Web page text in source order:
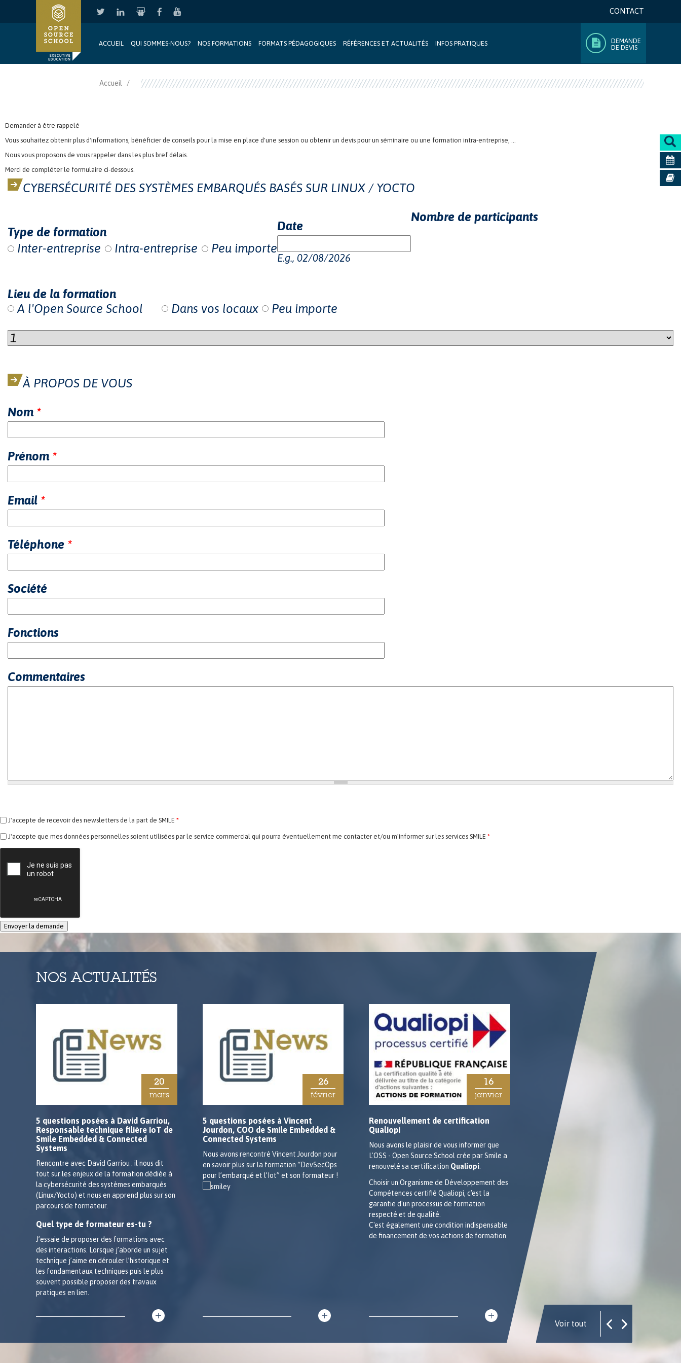
CONTACT
ACCUEIL QUI SOMMES-NOUS? NOS FORMATIONS FORMATS PÉDAGOGIQUES RÉFÉRENCES ET ACTUALITÉS INFOS PRATIQUES
DEMANDE
DE DEVIS
Accueil
Demander à être rappelé
Vous souhaitez obtenir plus d'informations, bénéficier de conseils pour la mise en place d'une session ou obtenir un devis pour un séminaire ou une formation intra-entreprise, ...
Nous vous proposons de vous rappeler dans les plus bref délais.
Merci de compléter le formulaire ci-dessous.
CYBERSÉCURITÉ DES SYSTÈMES EMBARQUÉS BASÉS SUR LINUX / YOCTO
Type de formation
Inter-entreprise
Intra-entreprise Peu importe
Date
E.g., 02/08/2026
Lieu de la formation
A l'Open Source School
Dans vos locaux Peu importe
Nombre de participants
À PROPOS DE VOUS
Nom *
Prénom *
Email *
Téléphone *
Société
Fonctions
Commentaires
J'accepte de recevoir des newsletters de la part de SMILE *
J'accepte que mes données personnelles soient utilisées par le service commercial qui pourra éventuellement me contacter et/ou m'informer sur les services SMILE *
NOS ACTUALITÉS
20
mars
5 questions posées à David Garriou,
Responsable technique filière IoT de
Smile Embedded & Connected
Systems
Rencontre avec David Garriou : il nous dit
tout sur les enjeux de la formation dédiée à
la cybersécurité des systèmes embarqués
(Linux/Yocto) et nous en apprend plus sur son
parcours de formateur.
Quel type de formateur es-tu ?
J’essaie de proposer des formations avec
des interactions. Lorsque j’aborde un sujet
technique j’aime en dérouler l’historique et
les fondamentaux techniques puis le plus
souvent possible proposer des travaux
pratiques en lien.
26
février
5 questions posées à Vincent
Jourdon, COO de Smile Embedded &
Connected Systems
Nous avons rencontré Vincent Jourdon pour
en savoir plus sur la formation “DevSecOps
pour l’embarqué et l’Iot” et son formateur !
16
janvier
Renouvellement de certification
Qualiopi
Nous avons le plaisir de vous informer que
L'OSS - Open Source School crée par Smile a
renouvelé sa certification Qualiopi
Choisir un Organisme de Développement des
Compétences certifié Qualiopi, c'est la
garantie d'un processus de formation
respecté et de qualité.
C'est également une condition indispensable
de financement de vos actions de formation.
5 Questions posées à Pierre FICHEUX,
Expert-Technique Embarqué et
formateur chez OSS
Nous avons rencontré Pierre FICHEUX pour
en savoir plus sur la formation Android 8
AOSP et son formateur
Voir tout